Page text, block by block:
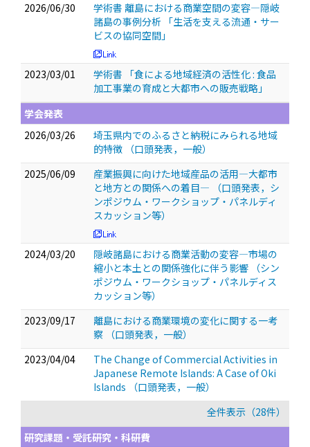
2026/06/30
学術書 離島における商業空間の変容―隠岐
諸島の事例分析 「生活を支える流通・サー
ビスの協同空間」
2023/03/01
学術書 「食による地域経済の活性化 : 食品
加工事業の育成と大都市への販売戦略」
学会発表
2026/03/26
埼玉県内でのふるさと納税にみられる地域
的特徴
（口頭発表，一般）
2025/06/09
産業振興に向けた地域産品の活用―大都市
と地方との関係への着目―
（口頭発表，シ
ンポジウム・ワークショップ・パネルディ
スカッション等）
2024/03/20
隠岐諸島における商業活動の変容―市場の
縮小と本土との関係強化に伴う影響
（シン
ポジウム・ワークショップ・パネルディス
カッション等）
2023/09/17
離島における商業環境の変化に関する一考
察
（口頭発表，一般）
2023/04/04
The Change of Commercial Activities in
Japanese Remote Islands: A Case of Oki
Islands
（口頭発表，一般）
全件表示（28件）
研究課題・受託研究・科研費